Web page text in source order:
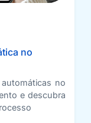
no
no
e descubra